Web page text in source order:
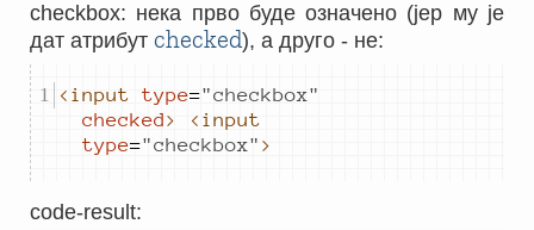
checkbox: нека прво буде означено (јер му је
дат атрибут checked), а друго - не:
<input type="checkbox"
checked>
<input
type="checkbox" >
code-result: